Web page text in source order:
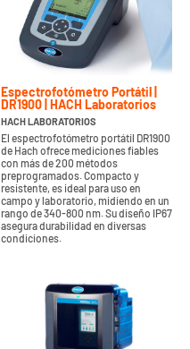
Espectrofotómetro Portátil |
DR1900 | HACH Laboratorios
HACH LABORATORIOS
El espectrofotómetro portátil DR1900
de Hach ofrece mediciones fiables
con más de 200 métodos
preprogramados. Compacto y
resistente, es ideal para uso en
campo y laboratorio, midiendo en un
rango de 340-800 nm. Su diseño IP67
asegura durabilidad en diversas
condiciones.